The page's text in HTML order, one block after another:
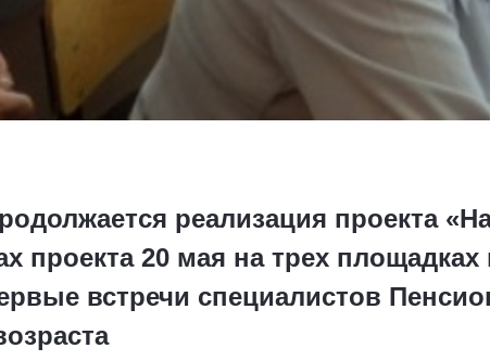
реализация проекта
проекта 20 мая на трех площадках
встречи специалистов